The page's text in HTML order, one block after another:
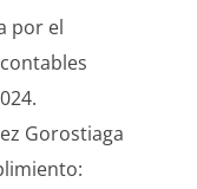
por el
Gorostiaga